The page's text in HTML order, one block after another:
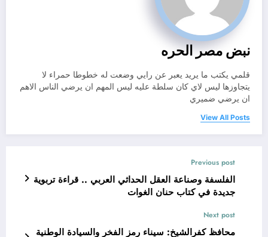
نبض مصر الحره
قلمي يكتب ما يريد يعبر عن رايي وضعت له خطوطا حمراء لا
يتجاوزها ليس لاي كان سلطة عليه ليس المهم ان يرضي الناس الاهم
ان يرضي ضميري
View All Posts
Previous post
الفلسفة وصناعة العقل الحداثي العربي .. قراءة تربوية
جديدة في كتاب حنان الغوات
Next post
محافظ كفرالشيخ: سيناء رمز الفخر والسيادة الوطنية